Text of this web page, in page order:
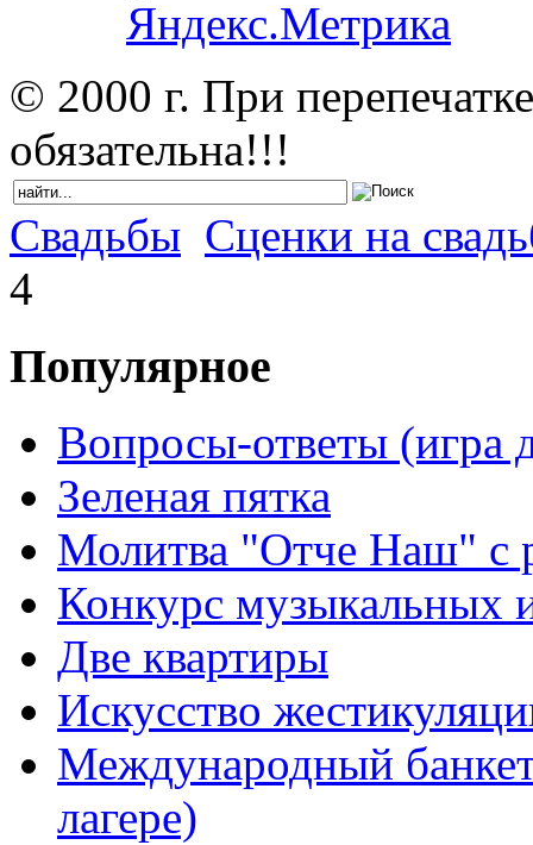
© 2000 г. При
обязательна!!!
Свадьбы Сценки на
4
Популярное
Вопросы-ответы (игра
Зеленая пятка
Молитва "Отче Наш" с
Конкурс музыкальных
Две квартиры
Искусство
Международный
лагере)